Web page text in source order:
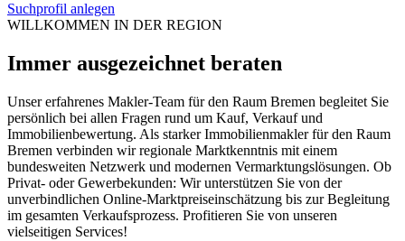
Suchprofil anlegen
WILLKOMMEN IN DER REGION
Immer ausgezeichnet beraten
Unser erfahrenes Makler-Team für den Raum Bremen begleitet Sie
persönlich bei allen Fragen rund um Kauf, Verkauf und
Immobilienbewertung. Als starker Immobilienmakler für den Raum
Bremen verbinden wir regionale Marktkenntnis mit einem
bundesweiten Netzwerk und modernen Vermarktungslösungen. Ob
Privat- oder Gewerbekunden: Wir unterstützen Sie von der
unverbindlichen Online-Marktpreiseinschätzung bis zur Begleitung
im gesamten Verkaufsprozess. Profitieren Sie von unseren
vielseitigen Services!